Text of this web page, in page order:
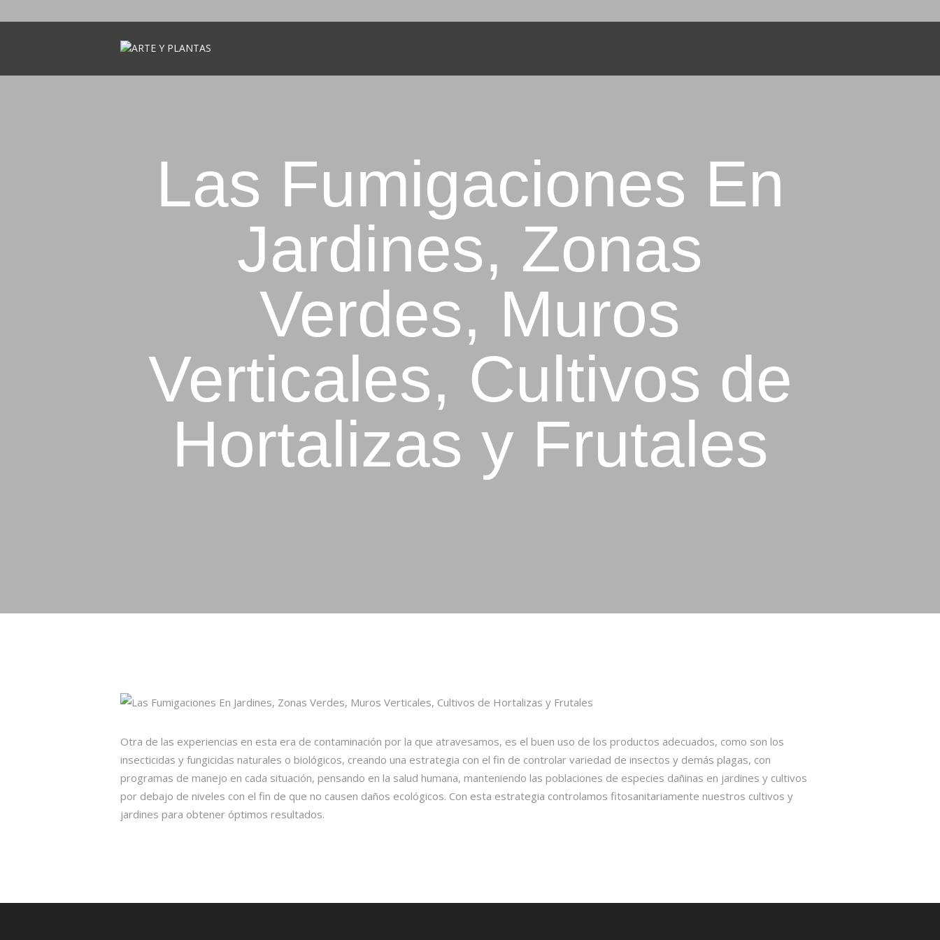
Las Fumigaciones En
Jardines, Zonas
Verdes, Muros
Verticales, Cultivos de
Hortalizas y Frutales
INICIO
SERVICIOS
Otra de las experiencias en esta era de contaminación por la que atravesamos, es el buen uso de los productos adecuados, como son los
insecticidas y fungicidas naturales o biológicos, creando una estrategia con el fin de controlar variedad de insectos y demás plagas, con
programas de manejo en cada situación, pensando en la salud humana, manteniendo las poblaciones de especies dañinas en jardines y cultivos
por debajo de niveles con el fin de que no causen daños ecológicos. Con esta estrategia controlamos fitosanitariamente nuestros cultivos y
jardines para obtener óptimos resultados.